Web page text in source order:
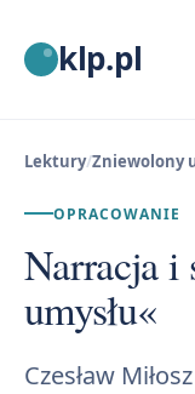
klp.pl
Lektury/Zniewolony
OPRACOWANIE
Narracja i
umysłu«
Czesław